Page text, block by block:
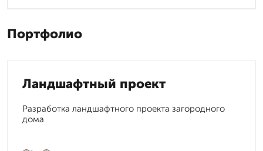
Портфолио
Ландшафтный проект
Разработка ландшафтного проекта загородного
дома